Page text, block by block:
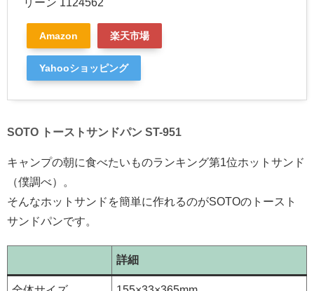
Amazon 楽天市場
Yahooショッピング
SOTO トーストサンドパン ST-951
キャンプの朝に食べたいものランキング第1位ホットサンド
（僕調べ）。
そんなホットサンドを簡単に作れるのがSOTOのトースト
サンドパンです。
詳細